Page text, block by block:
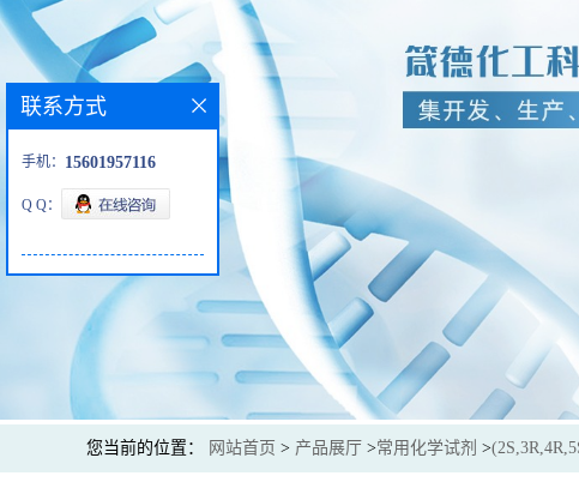
您当前的位置： 网站首页 > 产品展厅 >常用化学试剂 >
联系方式
手机： 15601957116
Q Q：